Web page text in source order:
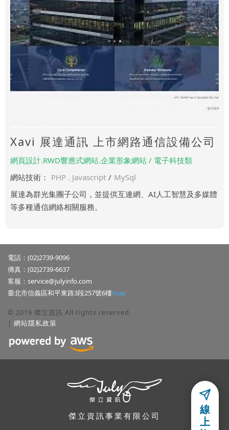
本公司關心使用者隱私權與個人資訊,並遵守本公司的網站隱私政策,使
用者若有任何問題,可以參考本公司的「網站隱私政策
」,或利用電子郵
Xavi 展達通訊 上市網路通信設備公司
網頁設計.RWD響應式網站.企業形象網站 / 電子科技類
網站技術： PHP . Javascript / MySql
展達為群光集團子公司，並提供互連網、AI人工智慧及多媒體
等多種通信網絡相關服務。
傑立資訊事業有限公司
電話：(02)2739-9096
傳真：(02)2739-6637
客服： service@julyinfo.com
臺北市信義區和平東路3段257號6樓map
© 2019 傑立資訊 All rights reserved.
| 網站隱私政策
線
上